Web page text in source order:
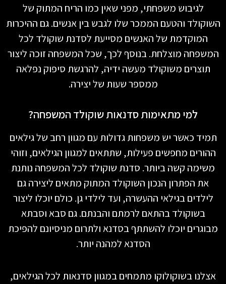
לגיבוש משפחתי, מפני שאין כמו הריח המתוק של
השוקולד והטעם הממכר שלו לגבש בין אנשים. גם ההיכרות
המוקדמת של האנשים מסייעת לסדנת שוקולד לכל
המשפחה מוצלחת. בנוסף לכך, שכל המשפחה זוכה ליצור
תוצרים משוקולד מעשה ידיה, להרגשת סיפוק נפלאה
ממספר שעות של יצירה.
למי מתאימות סדנאות שוקולד המשפחה?
תמיד כאשר יש משפחות גדולות עם מגוון רחב של גילאים
ההורים מחפשים פעילות, שתתאים למגוון הגילאים, וזוהי
משימה קשה ביותר. סדנת שוקולד לכל המשפחה נותנת
את הפתרון הנכון השוקולד המתוק מתאים ליצירה גם
לילדים בגילאי ההעשרה, ועד לילדי גן. כולם יוכלו ליצור
בשוקולד בהתאם לרמתם והבנתם. גם סבא וסבתא
מבוגרים יוכלו להשתתף בסדנא ולתרום מניסיונם להפיכת
הסדנא למהנה יותר.
אצלנו בשוקולוקו מתמחים במגוון סדנאות לכל הגילאים,